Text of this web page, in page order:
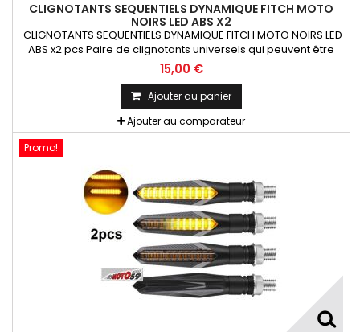
CLIGNOTANTS SEQUENTIELS DYNAMIQUE FITCH MOTO
NOIRS LED ABS X2
CLIGNOTANTS SEQUENTIELS DYNAMIQUE FITCH MOTO NOIRS LED
ABS x2 pcs Paire de clignotants universels qui peuvent être
adaptables sur toutes motos ou scooters
15,00 €
Ajouter au panier
Ajouter au comparateur
Promo!